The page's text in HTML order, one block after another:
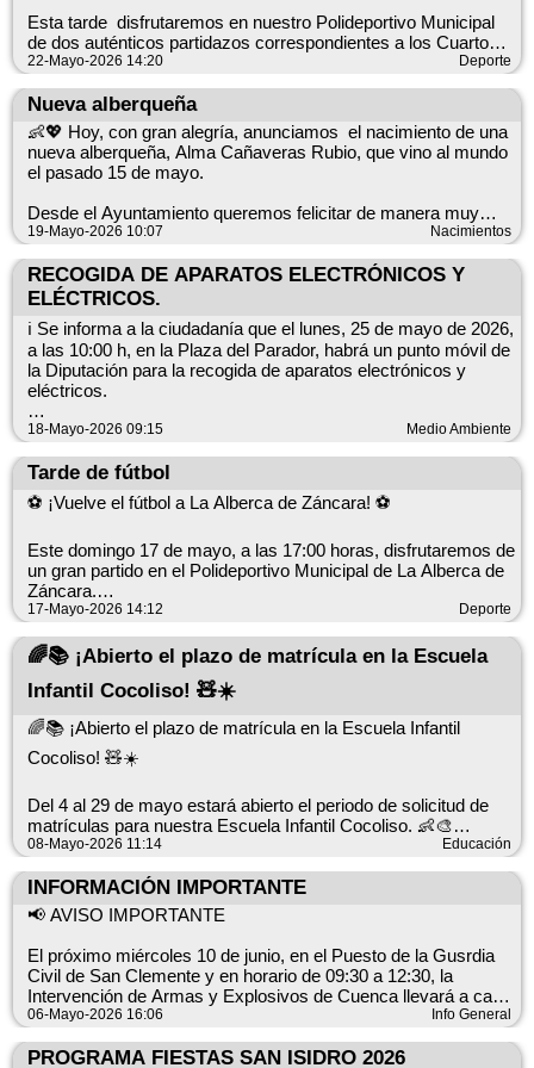
verano diferente, lleno de diversión, aprendizaje y nuevas
experiencias.
🎉 ¡Las plazas son limitadas! ¡Inscríbete y prepárate para vivir
el mejor verano de 2026!
Excelentísimo Ayuntamiento de La Alberca de Záncara
consulta sobre este servicio utilice los canales habituales del
Ayuntamiento o de Veolia.
Esta tarde disfrutaremos en nuestro Polideportivo Municipal
de dos auténticos partidazos correspondientes a los Cuartos
de Final de Fútbol Sala Cadete.
📍 Polideportivo de La Alberca de Záncara
📅 Viernes 22 de mayo
🕡 18:30 h
🕢 19:30 h
🏆 E.D.M. Horcajo 🆚 Mariana Futsal
🙌 Animamos a todos los aficionados y vecinos a acercarse y
disfrutar de una tarde llena de deporte, emoción y buen
ambiente.
⚽ ¡Os esperamos en las gradas para apoyar a los jóvenes
deportistas! 💪👏
22-Mayo-2026 14:20 Deporte
Nueva alberqueña
👶💖 Hoy, con gran alegría, anunciamos el nacimiento de una
nueva alberqueña, Alma Cañaveras Rubio, que vino al mundo
el pasado 15 de mayo.
Desde el Ayuntamiento queremos felicitar de manera muy
especial a sus padres, Jordi y Maika, por esta maravillosa
Le deseamos a Alma una vida llena de salud, felicidad y
19-Mayo-2026 10:07 Nacimientos
RECOGIDA DE APARATOS ELECTRÓNICOS Y
ELÉCTRICOS.
ℹ️ Se informa a la ciudadanía que el lunes, 25 de mayo de 2026,
a las 10:00 h, en la Plaza del Parador, habrá un punto móvil de
la Diputación para la recogida de aparatos electrónicos y
eléctricos.
Datos clave
del Parador Servicio: punto móvil de la Diputación para
recogida de aparatos electrónicos y eléctricos
18-Mayo-2026 09:15 Medio Ambiente
Tarde de fútbol
⚽️ ¡Vuelve el fútbol a La Alberca de Záncara! ⚽️
Este domingo 17 de mayo, a las 17:00 horas, disfrutaremos de
un gran partido en el Polideportivo Municipal de La Alberca de
Záncara.
🏟 Segunda División Autonómica
🔵 C.D.F. La Santa Cruz
🆚 C.D. Villanueva de Alcardete C.F.
Una tarde para animar a nuestro equipo y vivir juntos la
emoción del fútbol. 💙🤍
🕔 Domingo 17 de mayo | 17:00 h
¡Os esperamos en las gradas! 🙌⚽️
17-Mayo-2026 14:12 Deporte
🌈📚 ¡Abierto el plazo de matrícula en la Escuela
Infantil Cocoliso! 🧸☀️
🌈📚 ¡Abierto el plazo de matrícula en la Escuela Infantil
Cocoliso! 🧸☀️
Del 4 al 29 de mayo estará abierto el periodo de solicitud de
matrículas para nuestra Escuela Infantil Cocoliso. 👶🎨
para los más pequeños. 💕🪁
¡Te esperamos con mucha ilusión! 😊
08-Mayo-2026 11:14 Educación
INFORMACIÓN IMPORTANTE
📢 AVISO IMPORTANTE
El próximo miércoles 10 de junio, en el Puesto de la Gusrdia
Civil de San Clemente y en horario de 09:30 a 12:30, la
Intervención de Armas y Explosivos de Cuenca llevará a cabo
una revista de armas.
👉 No es necesario solicitar cita previa.
06-Mayo-2026 16:06 Info General
PROGRAMA FIESTAS SAN ISIDRO 2026